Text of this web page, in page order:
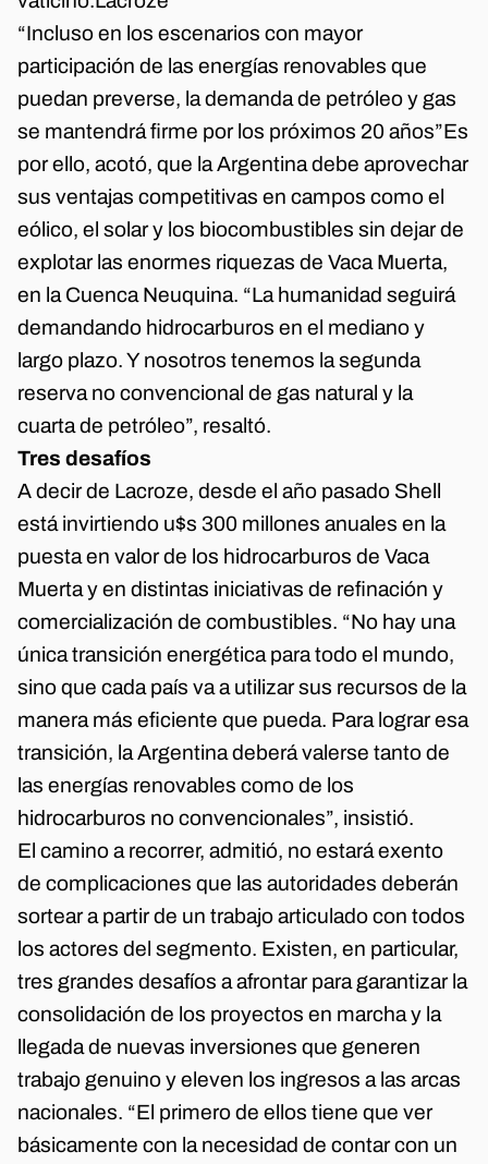
“Incluso en los escenarios con mayor
participación de las energías renovables que
puedan preverse, la demanda de petróleo y gas
se mantendrá firme por los próximos 20 años”Es
por ello, acotó, que la Argentina debe aprovechar
sus ventajas competitivas en campos como el
eólico, el solar y los biocombustibles sin dejar de
explotar las enormes riquezas de Vaca Muerta,
en la Cuenca Neuquina. “La humanidad seguirá
demandando hidrocarburos en el mediano y
largo plazo. Y nosotros tenemos la segunda
reserva no convencional de gas natural y la
cuarta de petróleo”, resaltó.
Tres desafíos
A decir de Lacroze, desde el año pasado Shell
está invirtiendo u$s 300 millones anuales en la
puesta en valor de los hidrocarburos de Vaca
Muerta y en distintas iniciativas de refinación y
comercialización de combustibles. “No hay una
única transición energética para todo el mundo,
sino que cada país va a utilizar sus recursos de la
manera más eficiente que pueda. Para lograr esa
transición, la Argentina deberá valerse tanto de
las energías renovables como de los
hidrocarburos no convencionales”, insistió.
El camino a recorrer, admitió, no estará exento
de complicaciones que las autoridades deberán
sortear a partir de un trabajo articulado con todos
los actores del segmento. Existen, en particular,
tres grandes desafíos a afrontar para garantizar la
consolidación de los proyectos en marcha y la
llegada de nuevas inversiones que generen
trabajo genuino y eleven los ingresos a las arcas
nacionales. “El primero de ellos tiene que ver
básicamente con la necesidad de contar con un